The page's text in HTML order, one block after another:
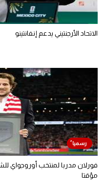
الاتحاد الأرجنتيني يدعم إنفانتينو
فورلان مدربا لمنتخب أوروجواي
مؤقتا